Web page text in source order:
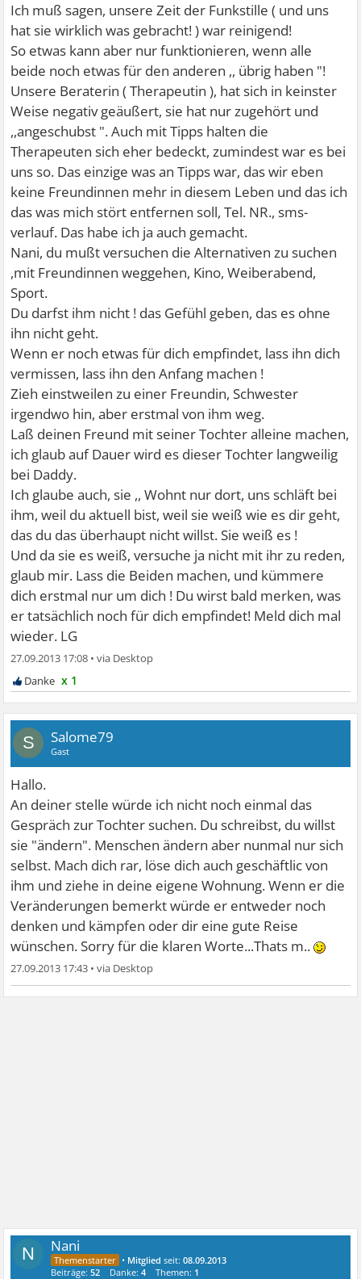
Ich muß sagen, unsere Zeit der Funkstille ( und uns
hat sie wirklich was gebracht! ) war reinigend!
So etwas kann aber nur funktionieren, wenn alle
beide noch etwas für den anderen ,, übrig haben "!
Unsere Beraterin ( Therapeutin ), hat sich in keinster
Weise negativ geäußert, sie hat nur zugehört und
,,angeschubst ". Auch mit Tipps halten die
Therapeuten sich eher bedeckt, zumindest war es bei
uns so. Das einzige was an Tipps war, das wir eben
keine Freundinnen mehr in diesem Leben und das ich
das was mich stört entfernen soll, Tel. NR., sms-
verlauf. Das habe ich ja auch gemacht.
Nani, du mußt versuchen die Alternativen zu suchen
,mit Freundinnen weggehen, Kino, Weiberabend,
Sport.
Du darfst ihm nicht ! das Gefühl geben, das es ohne
ihn nicht geht.
Wenn er noch etwas für dich empfindet, lass ihn dich
vermissen, lass ihn den Anfang machen !
Zieh einstweilen zu einer Freundin, Schwester
irgendwo hin, aber erstmal von ihm weg.
Laß deinen Freund mit seiner Tochter alleine machen,
ich glaub auf Dauer wird es dieser Tochter langweilig
bei Daddy.
Ich glaube auch, sie ,, Wohnt nur dort, uns schläft bei
ihm, weil du aktuell bist, weil sie weiß wie es dir geht,
das du das überhaupt nicht willst. Sie weiß es !
Und da sie es weiß, versuche ja nicht mit ihr zu reden,
glaub mir. Lass die Beiden machen, und kümmere
dich erstmal nur um dich ! Du wirst bald merken, was
er tatsächlich noch für dich empfindet! Meld dich mal
wieder. LG
27.09.2013 17:08 •
x 1
S Salome79
Gast
Hallo.
An deiner stelle würde ich nicht noch einmal das
Gespräch zur Tochter suchen. Du schreibst, du willst
sie "ändern". Menschen ändern aber nunmal nur sich
selbst. Mach dich rar, löse dich auch geschäftlic von
ihm und ziehe in deine eigene Wohnung. Wenn er die
Veränderungen bemerkt würde er entweder noch
denken und kämpfen oder dir eine gute Reise
wünschen. Sorry für die klaren Worte...Thats m..
27.09.2013 17:43 •
N Nani
• Mitglied seit:08.09.2013
Beiträge:52 Danke:4 Themen: 1